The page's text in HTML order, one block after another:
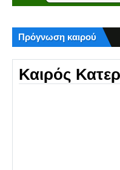
Πρόγνωση καιρού
Καιρός